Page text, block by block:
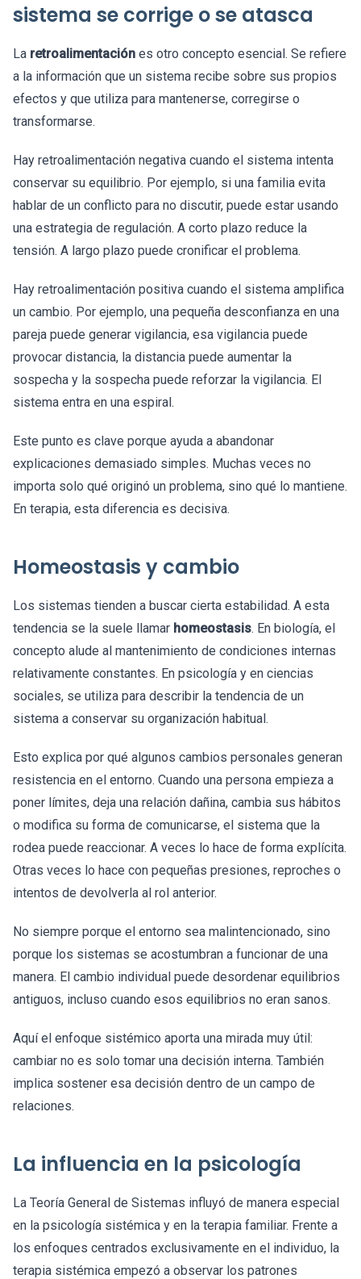
sistema se corrige o se atasca
La retroalimentación es otro concepto esencial. Se refiere
a la información que un sistema recibe sobre sus propios
efectos y que utiliza para mantenerse, corregirse o
transformarse.
Hay retroalimentación negativa cuando el sistema intenta
conservar su equilibrio. Por ejemplo, si una familia evita
hablar de un conflicto para no discutir, puede estar usando
una estrategia de regulación. A corto plazo reduce la
tensión. A largo plazo puede cronificar el problema.
Hay retroalimentación positiva cuando el sistema amplifica
un cambio. Por ejemplo, una pequeña desconfianza en una
pareja puede generar vigilancia, esa vigilancia puede
provocar distancia, la distancia puede aumentar la
sospecha y la sospecha puede reforzar la vigilancia. El
sistema entra en una espiral.
Este punto es clave porque ayuda a abandonar
explicaciones demasiado simples. Muchas veces no
importa solo qué originó un problema, sino qué lo mantiene.
En terapia, esta diferencia es decisiva.
Homeostasis y cambio
Los sistemas tienden a buscar cierta estabilidad. A esta
tendencia se la suele llamar homeostasis. En biología, el
concepto alude al mantenimiento de condiciones internas
relativamente constantes. En psicología y en ciencias
sociales, se utiliza para describir la tendencia de un
sistema a conservar su organización habitual.
Esto explica por qué algunos cambios personales generan
resistencia en el entorno. Cuando una persona empieza a
poner límites, deja una relación dañina, cambia sus hábitos
o modifica su forma de comunicarse, el sistema que la
rodea puede reaccionar. A veces lo hace de forma explícita.
Otras veces lo hace con pequeñas presiones, reproches o
intentos de devolverla al rol anterior.
No siempre porque el entorno sea malintencionado, sino
porque los sistemas se acostumbran a funcionar de una
manera. El cambio individual puede desordenar equilibrios
antiguos, incluso cuando esos equilibrios no eran sanos.
Aquí el enfoque sistémico aporta una mirada muy útil:
cambiar no es solo tomar una decisión interna. También
implica sostener esa decisión dentro de un campo de
relaciones.
La influencia en la psicología
La Teoría General de Sistemas influyó de manera especial
en la psicología sistémica y en la terapia familiar. Frente a
los enfoques centrados exclusivamente en el individuo, la
terapia sistémica empezó a observar los patrones